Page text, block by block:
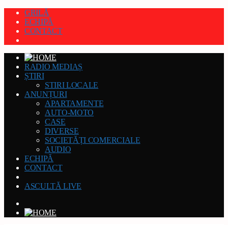
GRILĂ
ECHIPĂ
CONTACT
RADIO MEDIAȘ
ȘTIRI
STIRI LOCALE
ANUNȚURI
APARTAMENTE
AUTO-MOTO
CASE
DIVERSE
SOCIETĂȚI COMERCIALE
AUDIO
ECHIPĂ
CONTACT
ASCULTĂ LIVE